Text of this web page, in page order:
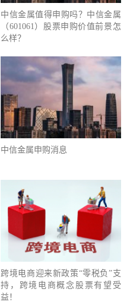
中信金属值得申购吗？中信金属
（601061）股票申购价值前景怎
么样？
中信金属申购消息
跨境电商迎来新政策“零税负”支
持，跨境电商概念股票有望受
益！